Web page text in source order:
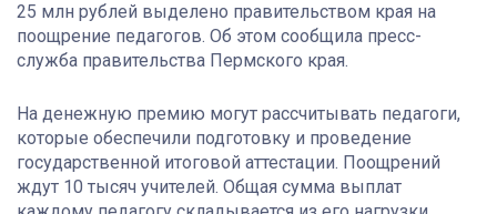
25 млн рублей выделено правительством края на
поощрение педагогов. Об этом сообщила пресс-
служба правительства Пермского края.
На денежную премию могут рассчитывать педагоги,
которые обеспечили подготовку и проведение
государственной итоговой аттестации. Поощрений
ждут 10 тысяч учителей. Общая сумма выплат